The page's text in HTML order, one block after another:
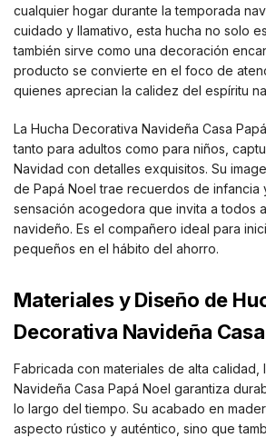
cualquier hogar durante la temporada
cuidado y llamativo, esta hucha no solo
también sirve como una decoración
producto se convierte en el foco de
quienes aprecian la calidez del espíritu
La Hucha Decorativa Navideña Casa
tanto para adultos como para niños,
Navidad con detalles exquisitos. Su
de Papá Noel trae recuerdos de infancia
sensación acogedora que invita a todos
navideño. Es el compañero ideal para
pequeños en el hábito del ahorro.
Materiales y Diseño de
Decorativa Navideña
Fabricada con materiales de alta calidad,
Navideña Casa Papá Noel garantiza
lo largo del tiempo. Su acabado en
aspecto rústico y auténtico, sino que